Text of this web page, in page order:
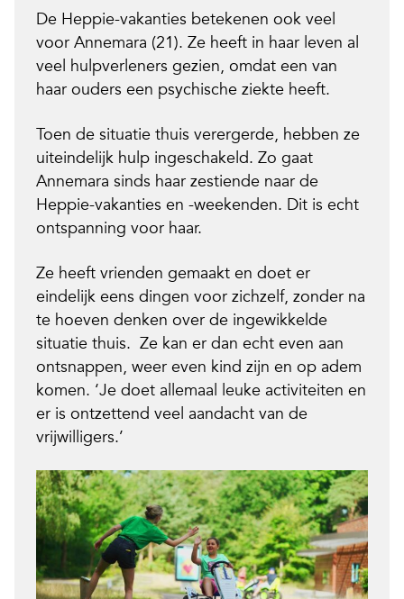
De Heppie-vakanties betekenen ook veel
voor Annemara (21). Ze heeft in haar leven al
veel hulpverleners gezien, omdat een van
haar ouders een psychische ziekte heeft.
Toen de situatie thuis verergerde, hebben ze
uiteindelijk hulp ingeschakeld. Zo gaat
Annemara sinds haar zestiende naar de
Heppie-vakanties en -weekenden. Dit is echt
ontspanning voor haar.
Ze heeft vrienden gemaakt en doet er
eindelijk eens dingen voor zichzelf, zonder na
te hoeven denken over de ingewikkelde
situatie thuis. Ze kan er dan echt even aan
ontsnappen, weer even kind zijn en op adem
komen. ‘Je doet allemaal leuke activiteiten en
er is ontzettend veel aandacht van de
vrijwilligers.’